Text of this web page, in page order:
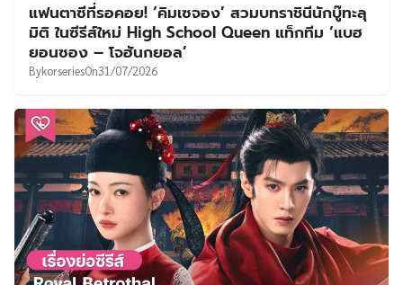
แฟนตาซีที่รอคอย! ‘คิมเซจอง’ สวมบทราชินีนักบู๊ทะลุ
มิติ ในซีรีส์ใหม่ High School Queen แท็กทีม ‘แบฮ
ยอนซอง – โจฮันกยอล’
BykorseriesOn31/07/2026